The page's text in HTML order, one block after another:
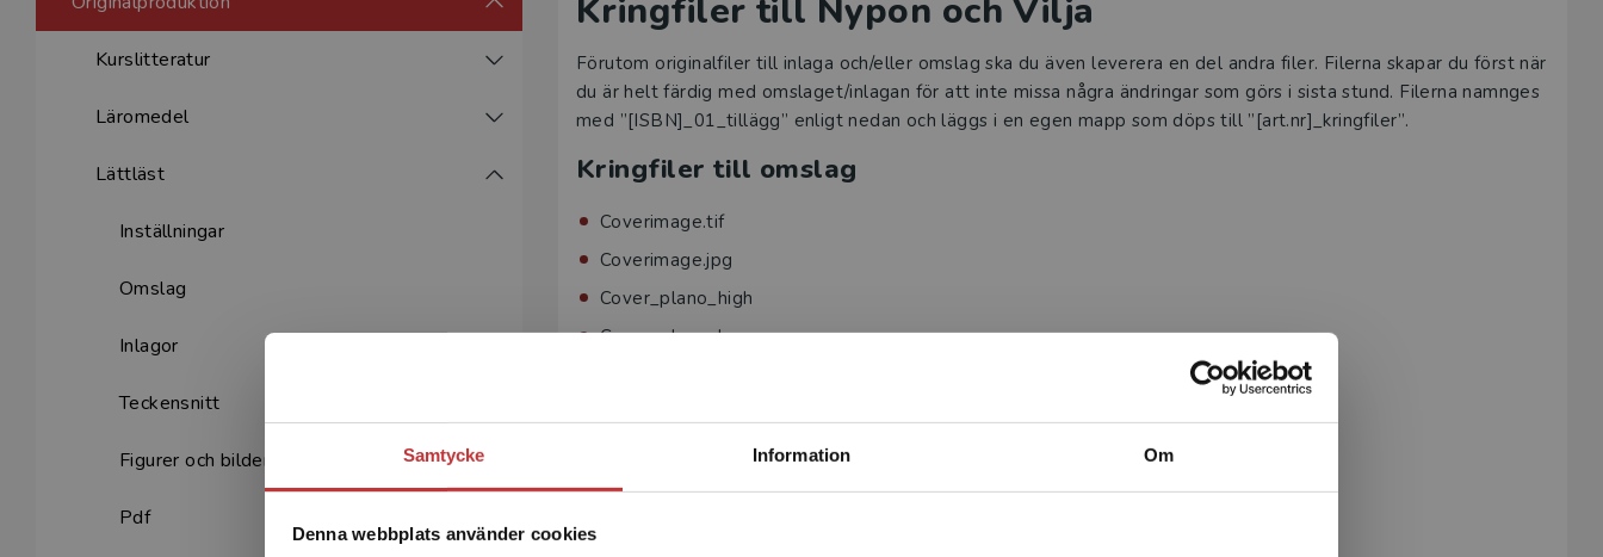
Samtycke Information Om
Denna webbplats använder cookies
Begränsad fraktregion
Kurslitteratur
Läromedel
Lättläst
Inställningar
Omslag
Inlagor
Teckensnitt
Figurer och bilder
Pdf
Kringfiler till Nypon och Vilja
Förutom originalfiler till inlaga och/eller omslag ska du även leverera en del andra filer. Filerna skapar du först när
du är helt färdig med omslaget/inlagan för att inte missa några ändringar som görs i sista stund. Filerna namnges
med ”[ISBN]_01_tillägg” enligt nedan och läggs i en egen mapp som döps till ”[art.nr]_kringfiler”.
Kringfiler till omslag
Coverimage.tif
Coverimage.jpg
Cover_plano_high
Cover_plano_low
Kringfiler till inlaga